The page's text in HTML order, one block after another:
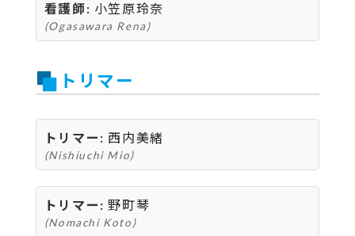
看護師: 小笠原玲奈
(Ogasawara Rena)
トリマー
トリマー: 西内美緒
(Nishiuchi Mio)
トリマー: 野町琴
(Nomachi Koto)